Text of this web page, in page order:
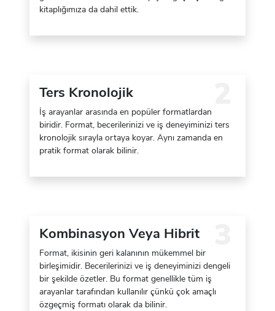
kitaplığımıza da dahil ettik.
Ters Kronolojik
İş arayanlar arasında en popüler formatlardan
biridir. Format, becerilerinizi ve iş deneyiminizi ters
kronolojik sırayla ortaya koyar. Aynı zamanda en
pratik format olarak bilinir.
Kombinasyon Veya Hibrit
Format, ikisinin geri kalanının mükemmel bir
birleşimidir. Becerilerinizi ve iş deneyiminizi dengeli
bir şekilde özetler. Bu format genellikle tüm iş
arayanlar tarafından kullanılır çünkü çok amaçlı
özgeçmiş formatı olarak da bilinir.